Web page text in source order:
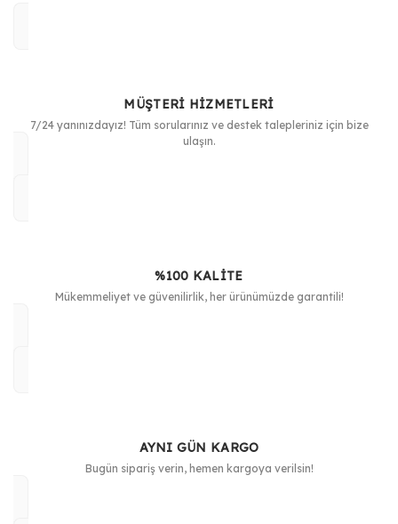
MÜŞTERİ HİZMETLERİ
7/24 yanınızdayız! Tüm sorularınız ve destek talepleriniz için bize
ulaşın.
%100 KALİTE
Mükemmeliyet ve güvenilirlik, her ürünümüzde garantili!
AYNI GÜN KARGO
Bugün sipariş verin, hemen kargoya verilsin!